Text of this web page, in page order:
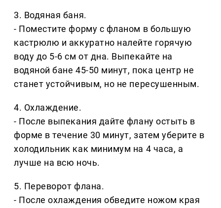
3. Водяная баня.
- Поместите форму с фланом в большую
кастрюлю и аккуратно налейте горячую
воду до 5-6 см от дна. Выпекайте на
водяной бане 45-50 минут, пока центр не
станет устойчивым, но не пересушенным.
4. Охлаждение.
- После выпекания дайте флану остыть в
форме в течение 30 минут, затем уберите в
холодильник как минимум на 4 часа, а
лучше на всю ночь.
5. Переворот флана.
- После охлаждения обведите ножом края